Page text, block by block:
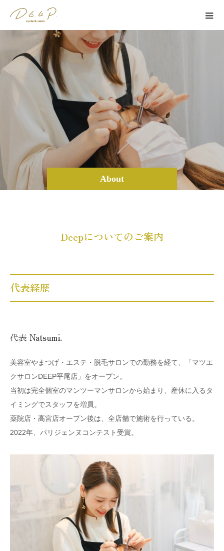
About
Deepについてのご案内
代表経歴
代表 Natsumi.
美容室やまつげ・エステ・脱毛サロンでの勤務を経て、「マツエ
クサロンDEEP平尾店」をオープン。
当初は完全個室のマンツーマンサロンから始まり、産休に入るタ
イミングでスタッフを増員。
薬院店・高宮店オープン後は、全店舗で施術を行っている。
2022年、パリジェンヌコンテスト受賞。